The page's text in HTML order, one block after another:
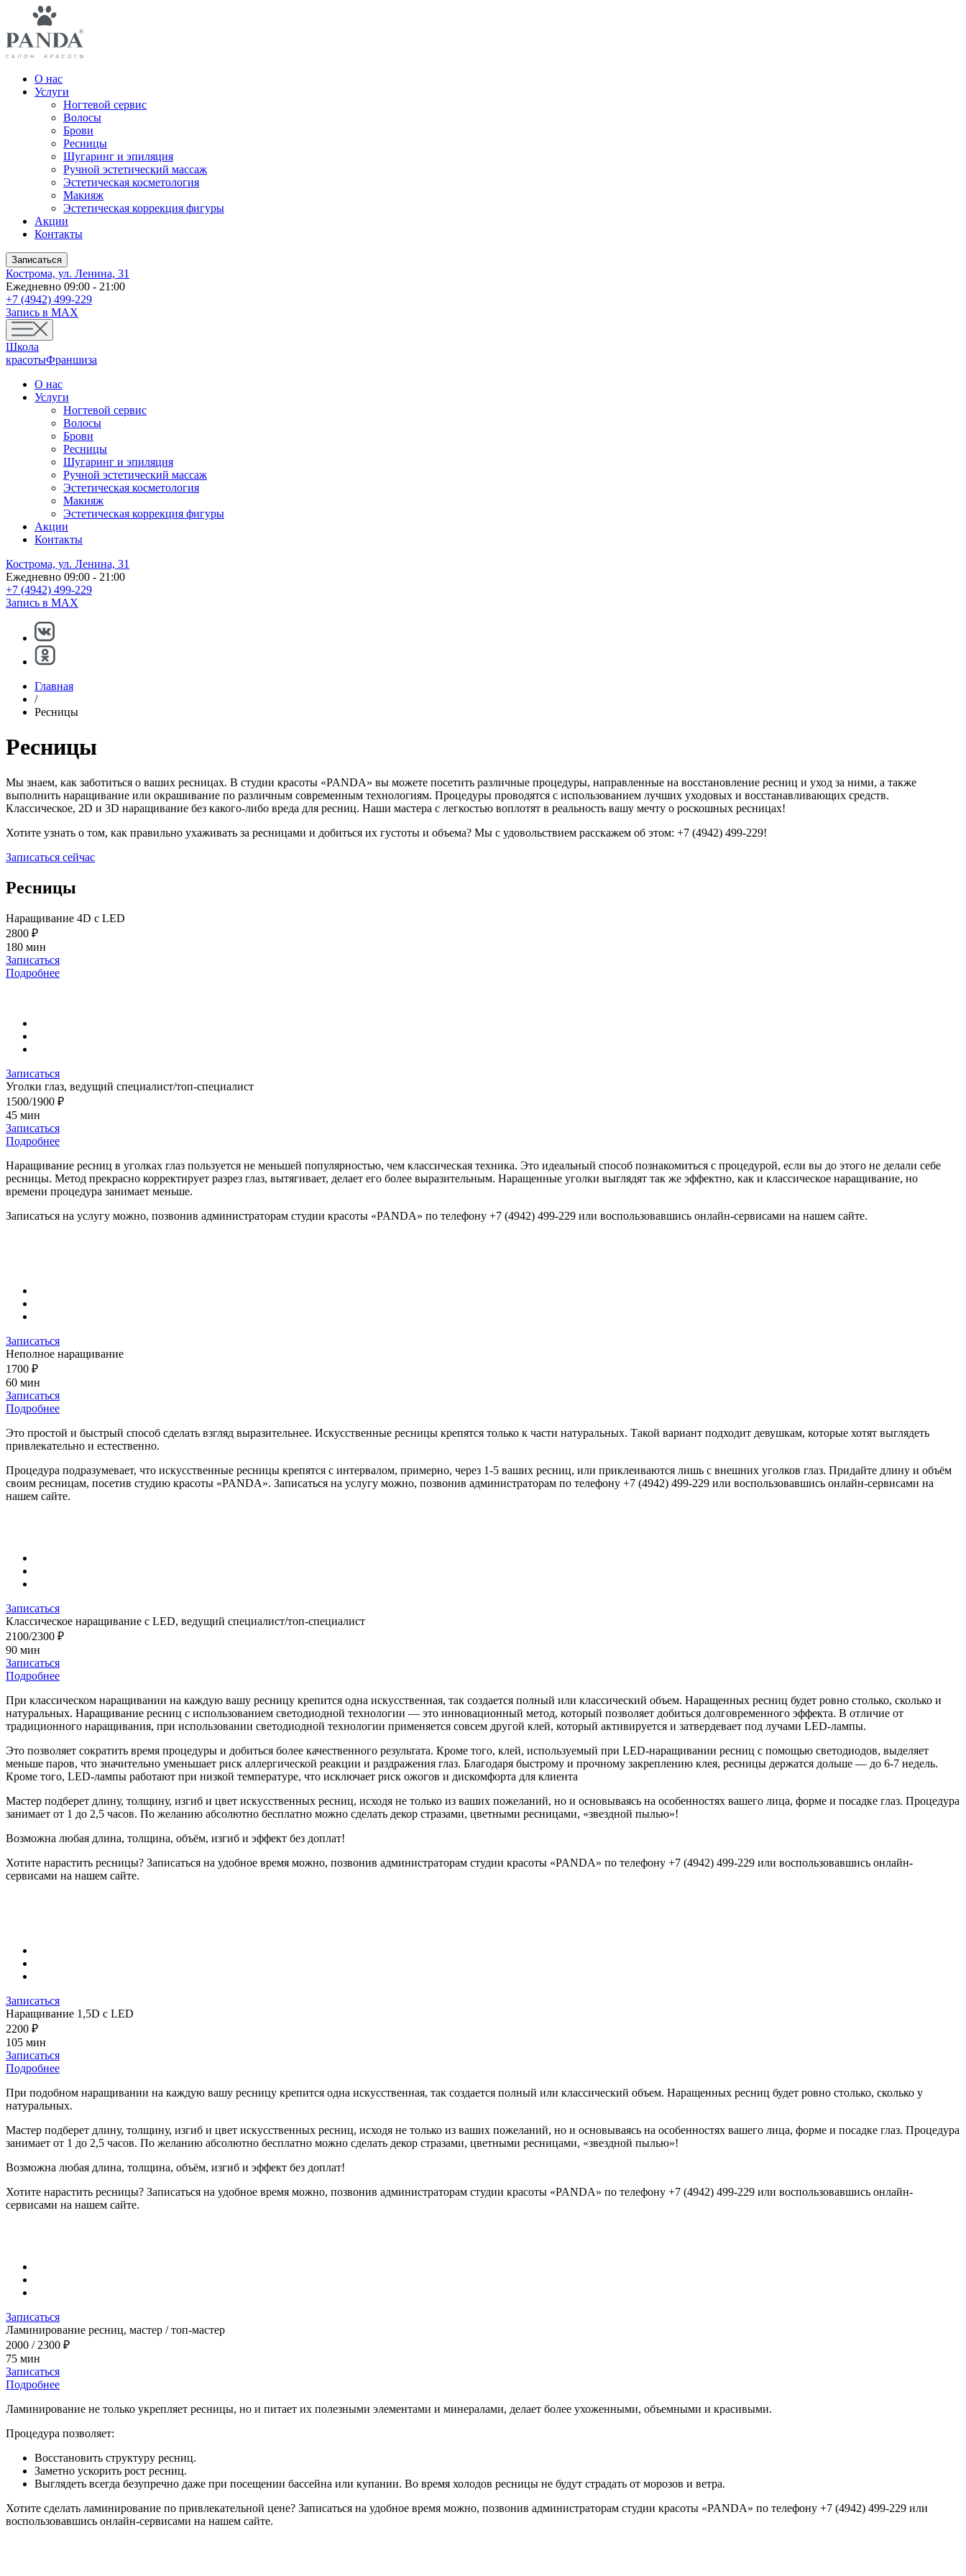
О нас
Услуги
Ногтевой сервис
Волосы
Брови
Ресницы
Шугаринг и эпиляция
Ручной эстетический массаж
Эстетическая косметология
Макияж
Эстетическая коррекция фигуры
Акции
Контакты
Записаться
Кострома, ул. Ленина, 31
Ежедневно 09:00 - 21:00
+7 (4942) 499-229
Запись в MAX
Школа
красотыФраншиза
О нас
Услуги
Ногтевой сервис
Волосы
Брови
Ресницы
Шугаринг и эпиляция
Ручной эстетический массаж
Эстетическая косметология
Макияж
Эстетическая коррекция фигуры
Акции
Контакты
Кострома, ул. Ленина, 31
Ежедневно 09:00 - 21:00
+7 (4942) 499-229
Запись в MAX
Главная
/
Ресницы
Ресницы
Мы знаем, как заботиться о ваших ресницах. В студии красоты «PANDA» вы можете посетить различные процедуры, направленные на восстановление ресниц и уход за ними, а также
выполнить наращивание или окрашивание по различным современным технологиям. Процедуры проводятся с использованием лучших уходовых и восстанавливающих средств.
Классическое, 2D и 3D наращивание без какого-либо вреда для ресниц. Наши мастера с легкостью воплотят в реальность вашу мечту о роскошных ресницах!
Хотите узнать о том, как правильно ухаживать за ресницами и добиться их густоты и объема? Мы с удовольствием расскажем об этом: +7 (4942) 499-229!
Записаться сейчас
Ресницы
Наращивание 4D с LED
2800 ₽
180 мин
Записаться
Подробнее
Записаться
Уголки глаз, ведущий специалист/топ-специалист
1500/1900 ₽
45 мин
Записаться
Подробнее
Наращивание ресниц в уголках глаз пользуется не меньшей популярностью, чем классическая техника. Это идеальный способ познакомиться с процедурой, если вы до этого не делали себе
ресницы. Метод прекрасно корректирует разрез глаз, вытягивает, делает его более выразительным. Наращенные уголки выглядят так же эффектно, как и классическое наращивание, но
времени процедура занимает меньше.
Записаться на услугу можно, позвонив администраторам студии красоты «PANDA» по телефону +7 (4942) 499-229 или воспользовавшись онлайн-сервисами на нашем сайте.
Записаться
Неполное наращивание
1700 ₽
60 мин
Записаться
Подробнее
Это простой и быстрый способ сделать взгляд выразительнее. Искусственные ресницы крепятся только к части натуральных. Такой вариант подходит девушкам, которые хотят выглядеть
привлекательно и естественно.
Процедура подразумевает, что искусственные ресницы крепятся с интервалом, примерно, через 1-5 ваших ресниц, или приклеиваются лишь с внешних уголков глаз. Придайте длину и объём
своим ресницам, посетив студию красоты «PANDA». Записаться на услугу можно, позвонив администраторам по телефону +7 (4942) 499-229 или воспользовавшись онлайн-сервисами на
нашем сайте.
Записаться
Классическое наращивание с LED, ведущий специалист/топ-специалист
2100/2300 ₽
90 мин
Записаться
Подробнее
При классическом наращивании на каждую вашу ресницу крепится одна искусственная, так создается полный или классический объем. Наращенных ресниц будет ровно столько, сколько и
натуральных. Наращивание ресниц с использованием светодиодной технологии — это инновационный метод, который позволяет добиться долговременного эффекта. В отличие от
традиционного наращивания, при использовании светодиодной технологии применяется совсем другой клей, который активируется и затвердевает под лучами LED-лампы.
Это позволяет сократить время процедуры и добиться более качественного результата. Кроме того, клей, используемый при LED-наращивании ресниц с помощью светодиодов, выделяет
меньше паров, что значительно уменьшает риск аллергической реакции и раздражения глаз. Благодаря быстрому и прочному закреплению клея, ресницы держатся дольше — до 6-7 недель.
Кроме того, LED-лампы работают при низкой температуре, что исключает риск ожогов и дискомфорта для клиента
Мастер подберет длину, толщину, изгиб и цвет искусственных ресниц, исходя не только из ваших пожеланий, но и основываясь на особенностях вашего лица, форме и посадке глаз. Процедура
занимает от 1 до 2,5 часов. По желанию абсолютно бесплатно можно сделать декор стразами, цветными ресницами, «звездной пылью»!
Возможна любая длина, толщина, объём, изгиб и эффект без доплат!
Хотите нарастить ресницы? Записаться на удобное время можно, позвонив администраторам студии красоты «PANDA» по телефону +7 (4942) 499-229 или воспользовавшись онлайн-
сервисами на нашем сайте.
Записаться
Наращивание 1,5D с LED
2200 ₽
105 мин
Записаться
Подробнее
При подобном наращивании на каждую вашу ресницу крепится одна искусственная, так создается полный или классический объем. Наращенных ресниц будет ровно столько, сколько у
натуральных.
Мастер подберет длину, толщину, изгиб и цвет искусственных ресниц, исходя не только из ваших пожеланий, но и основываясь на особенностях вашего лица, форме и посадке глаз. Процедура
занимает от 1 до 2,5 часов. По желанию абсолютно бесплатно можно сделать декор стразами, цветными ресницами, «звездной пылью»!
Возможна любая длина, толщина, объём, изгиб и эффект без доплат!
Хотите нарастить ресницы? Записаться на удобное время можно, позвонив администраторам студии красоты «PANDA» по телефону +7 (4942) 499-229 или воспользовавшись онлайн-
сервисами на нашем сайте.
Записаться
Ламинирование ресниц, мастер / топ-мастер
2000 / 2300 ₽
75 мин
Записаться
Подробнее
Ламинирование не только укрепляет ресницы, но и питает их полезными элементами и минералами, делает более ухоженными, объемными и красивыми.
Процедура позволяет:
Восстановить структуру ресниц.
Заметно ускорить рост ресниц.
Выглядеть всегда безупречно даже при посещении бассейна или купании. Во время холодов ресницы не будут страдать от морозов и ветра.
Хотите сделать ламинирование по привлекательной цене? Записаться на удобное время можно, позвонив администраторам студии красоты «PANDA» по телефону +7 (4942) 499-229 или
воспользовавшись онлайн-сервисами на нашем сайте.